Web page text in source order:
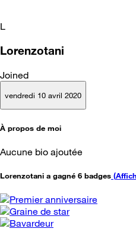
L
Lorenzotani
Joined
vendredi 10 avril 2020
À propos de moi
Aucune bio ajoutée
Lorenzotani a gagné 6 badges (